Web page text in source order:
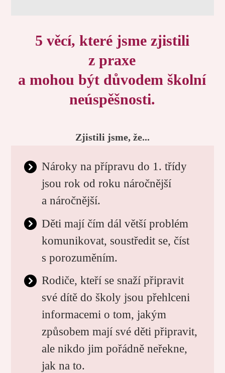
5 věcí, které jsme zjistili
z praxe
a mohou být důvodem školní
neúspěšnosti.
Zjistili jsme, že...
Nároky na přípravu do 1. třídy
jsou rok od roku náročnější
a náročnější.
Děti mají čím dál větší problém
komunikovat, soustředit se, číst
s porozuměním.
Rodiče, kteří se snaží připravit
své dítě do školy jsou přehlceni
informacemi o tom, jakým
způsobem mají své děti připravit,
ale nikdo jim pořádně neřekne,
jak na to.